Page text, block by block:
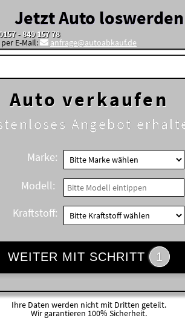
Jetzt Auto loswerden
- 849 157 78
E-Mail: anfrage@autoabkauf.de
Auto verkaufen
Angebot
Marke:
Modell:
Kraftstoff:
WEITER MIT SCHRITT 1
Ihre Daten werden nicht mit Dritten geteilt.
Wir garantieren 100% Sicherheit.